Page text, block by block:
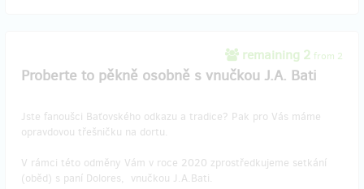
remaining 2 from 2
Proberte to pěkně osobně s vnučkou J.A. Bati
Jste fanoušci Baťovského odkazu a tradice? Pak pro Vás máme
opravdovou třešničku na dortu.
V rámci této odměny Vám v roce 2020 zprostředkujeme setkání
(oběd) s paní Dolores, vnučkou J.A.Bati.